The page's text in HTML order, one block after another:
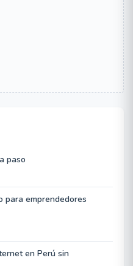
paso
para emprendedores
en Perú sin